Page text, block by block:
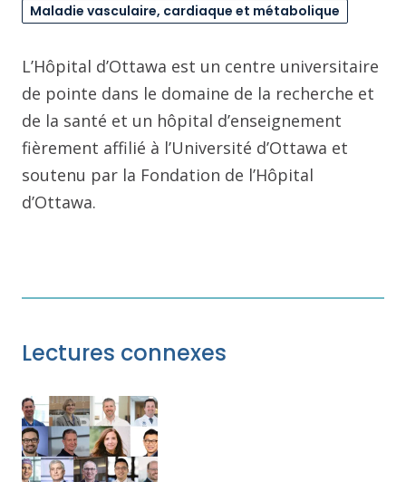
Maladie vasculaire, cardiaque et métabolique
L’Hôpital d’Ottawa est un centre universitaire
de pointe dans le domaine de la recherche et
de la santé et un hôpital d’enseignement
fièrement affilié à l’Université d’Ottawa et
soutenu par la Fondation de l’Hôpital
d’Ottawa.
Lectures connexes